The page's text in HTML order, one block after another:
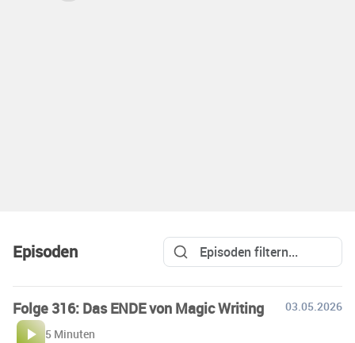
Episoden
Folge 316: Das ENDE von Magic Writing
03.05.2026
5 Minuten